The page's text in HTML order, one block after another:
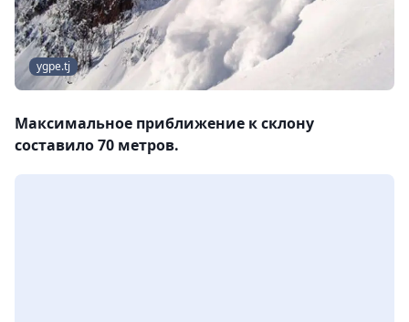
ygpe.tj
Максимальное приближение к склону
составило 70 метров.